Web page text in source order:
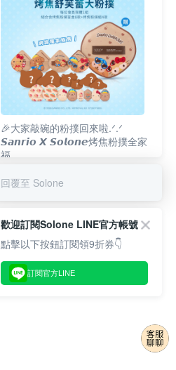
🎉大家敲碗的粉撲回來啦.ᐟ‪‪.ᐟ
𝙎𝙖𝙣𝙧𝙞𝙤 𝙓 𝙎𝙤𝙡𝙤𝙣𝙚烤焦粉撲全家
福
回覆至 Solone
歡迎訂閱Solone LINE官方帳號
點擊以下按鈕訂閱領9折券👇
訂閱官方LINE